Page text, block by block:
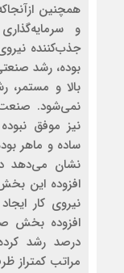
همچنین
و
جذب‌کننده
بوده، رشد
بالا و
نمی‌شود.
ساده و ماهر
درصد رشد
مراتب کمتراز